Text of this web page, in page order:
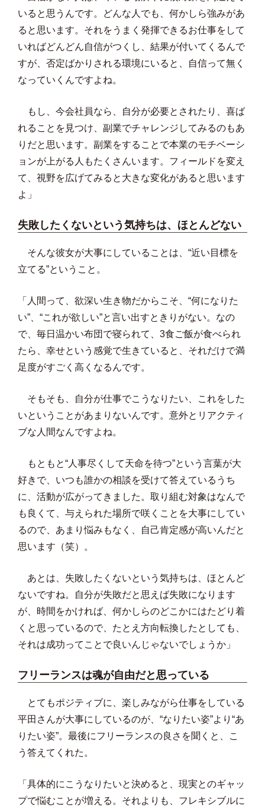
いると思うんです。どんな人でも、何かしら強みがあ
ると思います。それをうまく発揮できるお仕事をして
いればどんどん自信がつくし、結果が付いてくるんで
すが、否定ばかりされる環境にいると、自信って無く
なっていくんですよね。
もし、今会社員なら、自分が必要とされたり、喜ば
れることを見つけ、副業でチャレンジしてみるのもあ
りだと思います。副業をすることで本業のモチベーシ
ョンが上がる人もたくさんいます。フィールドを変え
て、視野を広げてみると大きな変化があると思います
よ」
失敗したくないという気持ちは、ほとんどない
そんな彼女が大事にしていることは、“近い目標を
立てる”ということ。
「人間って、欲深い生き物だからこそ、“何になりた
い”、“これが欲しい”と言い出すときりがない。なの
で、毎日温かい布団で寝られて、3食ご飯が食べられ
たら、幸せという感覚で生きていると、それだけで満
足度がすごく高くなるんです。
そもそも、自分が仕事でこうなりたい、これをした
いということがあまりないんです。意外とリアクティ
ブな人間なんですよね。
もともと“人事尽くして天命を待つ”という言葉が大
好きで、いつも誰かの相談を受けて答えているうち
に、活動が広がってきました。取り組む対象はなんで
も良くて、与えられた場所で咲くことを大事にしてい
るので、あまり悩みもなく、自己肯定感が高いんだと
思います（笑）。
あとは、失敗したくないという気持ちは、ほとんど
ないですね。自分が失敗だと思えば失敗になります
が、時間をかければ、何かしらのどこかにはたどり着
くと思っているので、たとえ方向転換したとしても、
それは成功ってことで良いんじゃないでしょうか」
フリーランスは魂が自由だと思っている
とてもポジティブに、楽しみながら仕事をしている
平田さんが大事にしているのが、“なりたい姿”より“あ
りたい姿”。最後にフリーランスの良さを聞くと、こ
う答えてくれた。
「具体的にこうなりたいと決めると、現実とのギャッ
プで悩むことが増える。それよりも、フレキシブルに